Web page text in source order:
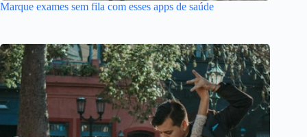
Marque exames sem fila com esses apps de saúde